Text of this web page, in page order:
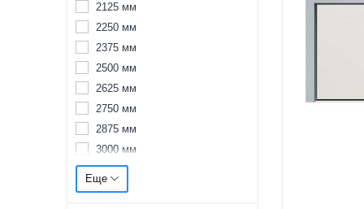
5000 мм
2125 мм
2250 мм
2375 мм
2500 мм
2625 мм
2750 мм
2875 мм
3000 мм
3125 мм
3250 мм
Еще